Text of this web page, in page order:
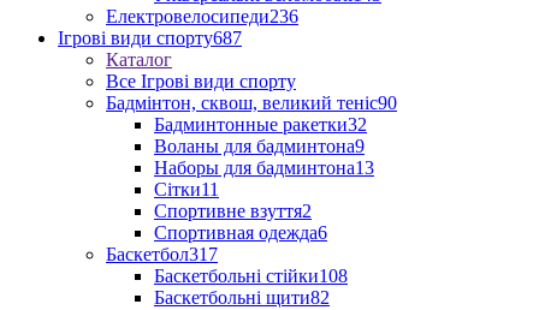
Електровелосипеди236
Ігрові види спорту687
Каталог
Все Ігрові види спорту
Бадмінтон, сквош, великий теніс90
Бадминтонные ракетки32
Воланы для бадминтона9
Наборы для бадминтона13
Сітки11
Спортивне взуття2
Спортивная одежда6
Баскетбол317
Баскетбольні стійки108
Баскетбольні щити82